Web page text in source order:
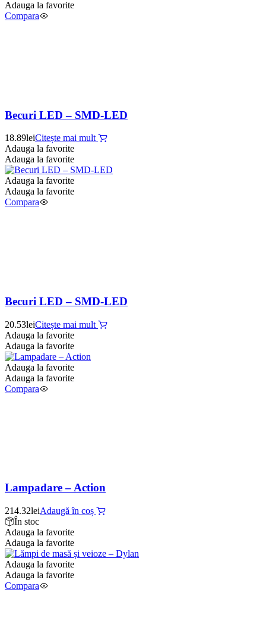
Adauga la favorite
Compara
Becuri LED – SMD-LED
18.89leiCitește mai mult
Adauga la favorite
Adauga la favorite
Adauga la favorite
Adauga la favorite
Compara
Becuri LED – SMD-LED
20.53leiCitește mai mult
Adauga la favorite
Adauga la favorite
Adauga la favorite
Adauga la favorite
Compara
Lampadare – Action
214.32leiAdaugă în coș
În stoc
Adauga la favorite
Adauga la favorite
Adauga la favorite
Adauga la favorite
Compara